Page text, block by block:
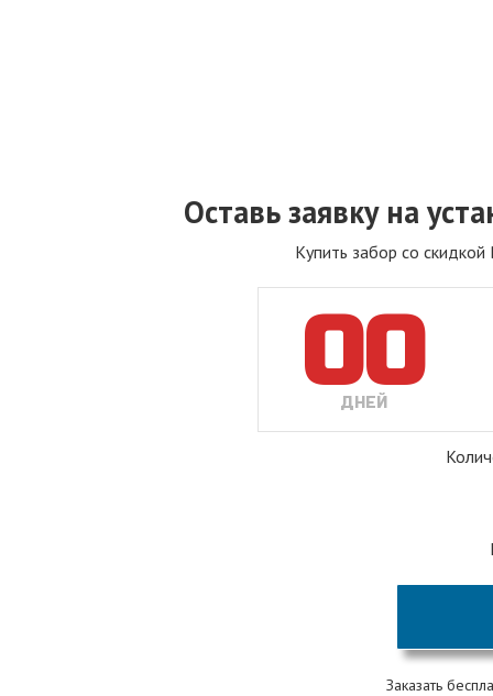
Оставь заявку на
Купить забор со
00
ДНЕЙ
Заказать